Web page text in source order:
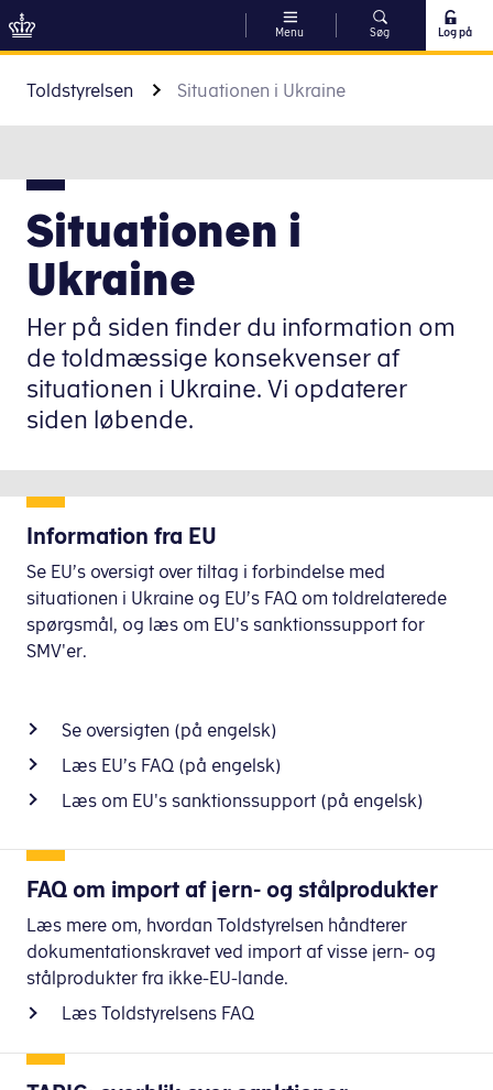
Gå til indhold
Menu Søg Log på
Toldstyrelsen Situationen i Ukraine
Situationen i
Ukraine
Her på siden finder du information om
de toldmæssige konsekvenser af
situationen i Ukraine. Vi opdaterer
siden løbende.
Information fra EU
Se EU’s oversigt over tiltag i forbindelse med
situationen i Ukraine og EU’s FAQ om toldrelaterede
spørgsmål, og læs om EU's sanktionssupport for
SMV'er.
Se oversigten (på engelsk)
Læs EU’s FAQ (på engelsk)
Læs om EU's sanktionssupport (på engelsk)
FAQ om import af jern- og stålprodukter
Læs mere om, hvordan Toldstyrelsen håndterer
dokumentationskravet ved import af visse jern- og
stålprodukter fra ikke-EU-lande.
Læs Toldstyrelsens FAQ